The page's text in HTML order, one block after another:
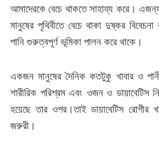
আমাদেরকে বেচে থাকতে সাহায্য করে।
মানুষের পৃথিবীতে বেচে থাকা দুষ্কর
পানি গুরুত্বপূর্ণ ভূমিকা পালন করে থাকে।
একজন মানুষের দৈনিক কতটুকু খাবার ও
শারীরিক পরিশ্রম এবং ওজন ও ডায়াবেটিস
হয়েছে তার ওপর।তাই ডায়াবেটিস রোগীর
জরুরী।